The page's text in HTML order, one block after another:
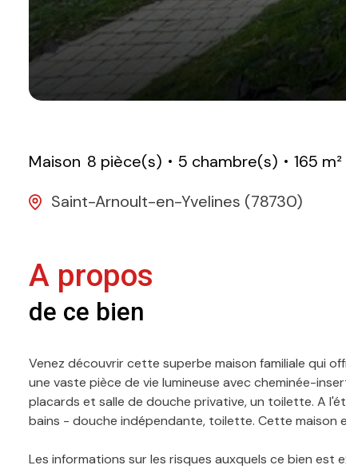
Maison 8 pièce(s) 5 chambre(s)
165 m²
Saint-Arnoult-en-Yvelines (78730)
A propos
de ce bien
Venez découvrir cette superbe maison familiale qui
une vaste pièce de vie lumineuse avec cheminée-
placards et salle de douche privative, un toilette. A
bains - douche indépendante, toilette. Cette maison
Les informations sur les risques auxquels ce bien est